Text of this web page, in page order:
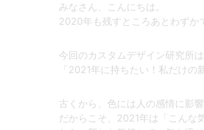
みなさん、こんにちは。
2020年も残すところあとわずか
今回のカスタムデザイン研究所は
「2021年に持ちたい！私だけの
古くから、色には人の感情に影
だからこそ、2021年は「こんな